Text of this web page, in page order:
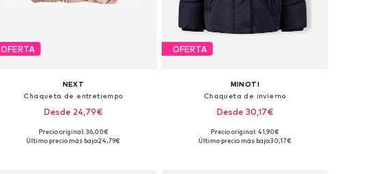
OFERTA
NEXT
Chaqueta de entretiempo
Desde 24,79€
Tallas disponibles: 74, 80, 86
Precio original: 36,00€
Último precio más bajo:24,79€
OFERTA
MINOTI
Chaqueta de invierno
Desde 30,17€
Disponible en muchas tallas
Precio original: 41,90€
Último precio más bajo:30,17€